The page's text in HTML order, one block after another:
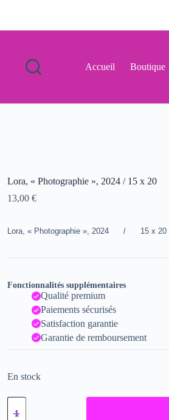
Accueil Boutique
Lora, « Photographie », 2024 / 15 x 20
13,00 €
Lora, « Photographie », 2024 / 15 x 20
Fonctionnalités supplémentaires
Qualité premium
Paiements sécurisés
Satisfaction garantie
Garantie de remboursement
En stock
quantité
de